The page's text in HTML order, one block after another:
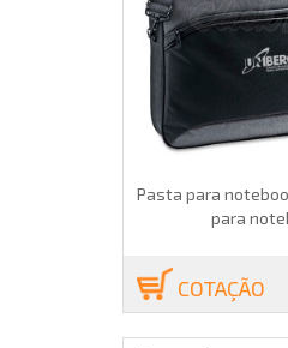
Pasta para
para
COTAÇÃO